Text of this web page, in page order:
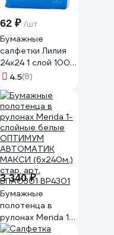
62 ₽ /шт
Бумажные
салфетки Лилия
24x24 1 слой 100
листов Белый 702
4.5(8)
3 340 ₽
Бумажные
полотенца в
рулонах Merida 1-
слойные белые